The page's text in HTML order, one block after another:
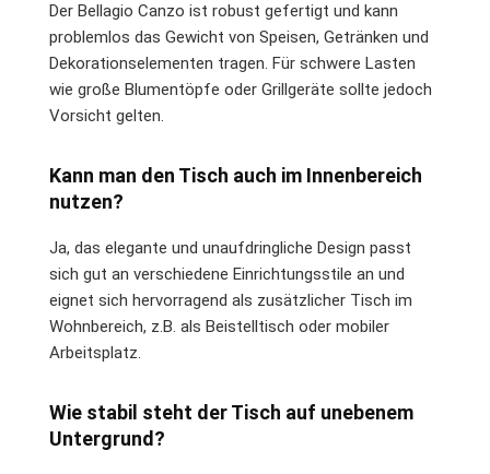
Der Bellagio Canzo ist robust gefertigt und kann
problemlos das Gewicht von Speisen, Getränken und
Dekorationselementen tragen. Für schwere Lasten
wie große Blumentöpfe oder Grillgeräte sollte jedoch
Vorsicht gelten.
Kann man den Tisch auch im Innenbereich
nutzen?
Ja, das elegante und unaufdringliche Design passt
sich gut an verschiedene Einrichtungsstile an und
eignet sich hervorragend als zusätzlicher Tisch im
Wohnbereich, z.B. als Beistelltisch oder mobiler
Arbeitsplatz.
Wie stabil steht der Tisch auf unebenem
Untergrund?